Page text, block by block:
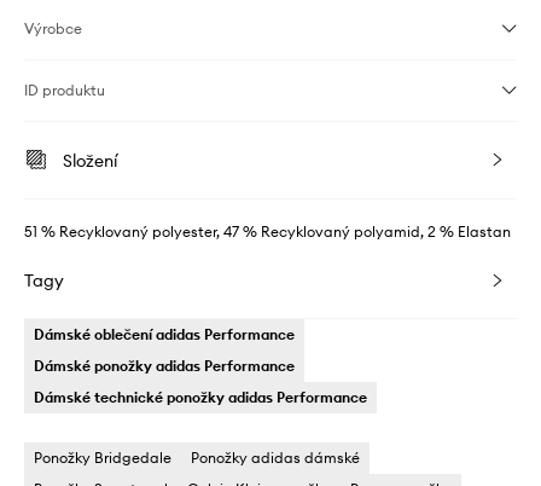
Výrobce
ID produktu
Složení
51 % Recyklovaný polyester, 47 % Recyklovaný polyamid, 2 % Elastan
Tagy
Dámské oblečení adidas Performance
Dámské ponožky adidas Performance
Dámské technické ponožky adidas Performance
Ponožky Bridgedale
Ponožky adidas dámské